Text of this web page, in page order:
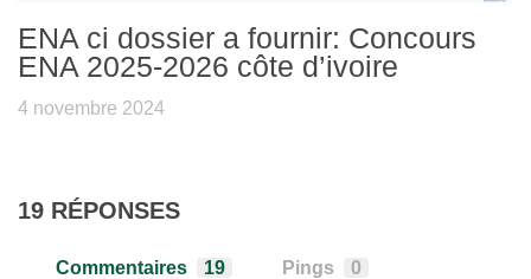
ENA ci dossier a fournir: Concours
ENA 2025-2026 côte d’ivoire
4 novembre 2024
19 RÉPONSES
Commentaires 19 Pings 0